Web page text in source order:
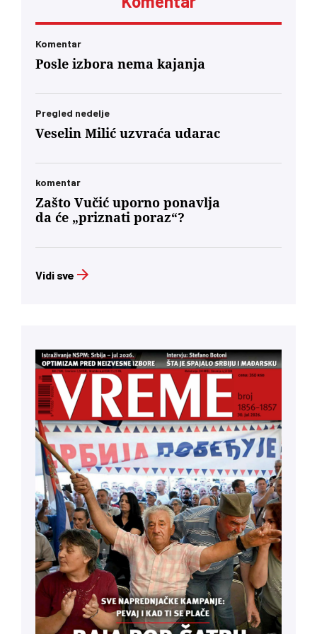
Komentar
Posle izbora nema kajanja
Pregled nedelje
Veselin Milić uzvraća udarac
komentar
Zašto Vučić uporno ponavlja
da će „priznati poraz“?
Vidi sve